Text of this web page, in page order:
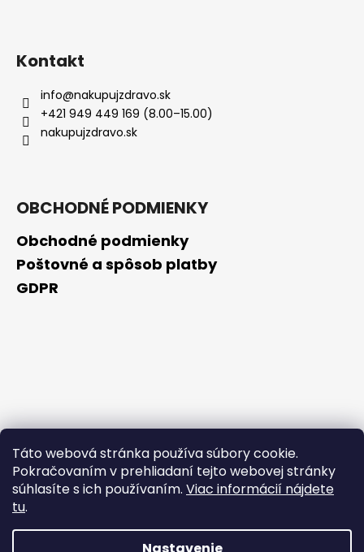
Táto webová stránka používa súbory cookie.
Pokračovaním v prehliadaní tejto webovej stránky
súhlasíte s ich používaním. Viac informácií nájdete
tu.
Kontakt
info@nakupujzdravo.sk
+421 949 449 169 (8.00–15.00)
nakupujzdravo.sk
OBCHODNÉ PODMIENKY
Obchodné podmienky
Poštovné a spôsob platby
GDPR